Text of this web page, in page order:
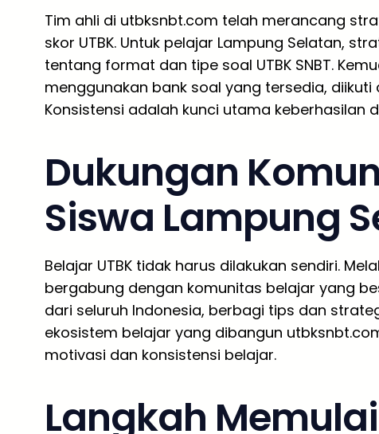
Tim ahli di utbksnbt.com telah merancang
skor UTBK. Untuk pelajar Lampung Selatan,
tentang format dan tipe soal UTBK SNBT.
menggunakan bank soal yang tersedia,
Konsistensi adalah kunci utama keberhasilan
Dukungan
Siswa Lampung
Belajar UTBK tidak harus dilakukan sendiri.
bergabung dengan komunitas belajar yang
dari seluruh Indonesia, berbagi tips dan
ekosistem belajar yang dibangun
motivasi dan konsistensi belajar.
Langkah